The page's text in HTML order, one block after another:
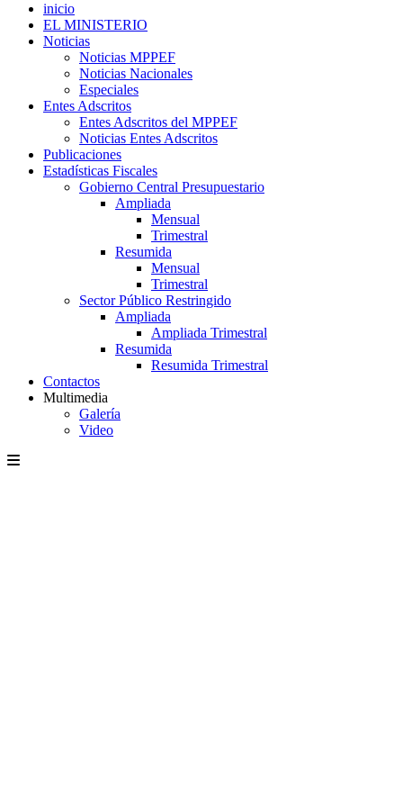
inicio
EL MINISTERIO
Noticias
Noticias MPPEF
Noticias Nacionales
Especiales
Entes Adscritos
Entes Adscritos del MPPEF
Noticias Entes Adscritos
Publicaciones
Estadísticas Fiscales
Gobierno Central Presupuestario
Ampliada
Mensual
Trimestral
Resumida
Mensual
Trimestral
Sector Público Restringido
Ampliada
Ampliada Trimestral
Resumida
Resumida Trimestral
Contactos
Multimedia
Galería
Video